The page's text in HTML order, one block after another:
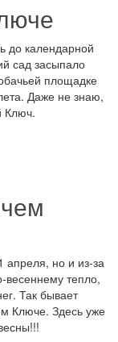
до календарной
сад засыпало
площадке
Даже не знаю,
Ключ.
апреля, но и из-за
весеннему тепло,
Так бывает
Ключе. Здесь уже